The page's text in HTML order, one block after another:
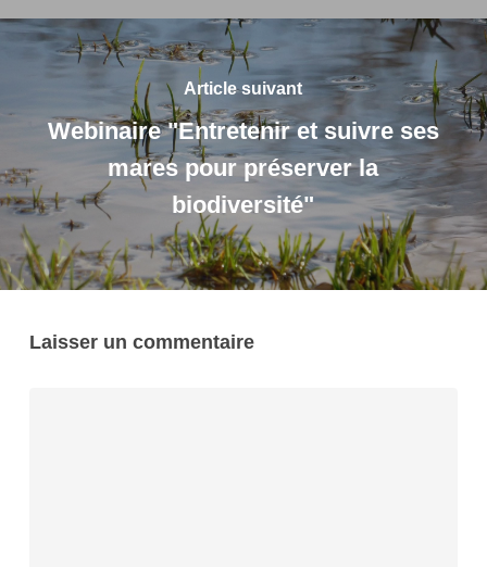
Article suivant
Webinaire "Entretenir et suivre ses
mares pour préserver la
biodiversité"
Laisser un commentaire